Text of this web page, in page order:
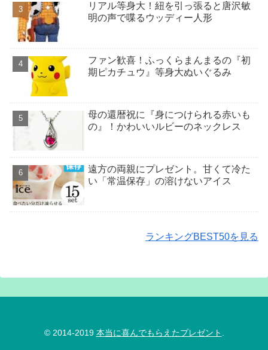
リアル等身大！紐を引っ張ると唐沢敏
明の声で喋るウッディー人形
ファン歓喜！ふっくらまんまるの『初
期ピカチュウ』等身大ぬいぐるみ
母の還暦祝に『身につけられる赤いも
の』！かわいいルビーのネックレス
遠方の両親にプレゼント。甘くて冷た
い「常温保存」の溶けないアイス
ランキングBEST50を見る
© 2014-2019 本当に喜んでもらえたプレゼント